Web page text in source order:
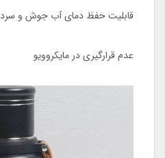
قابلیت حفظ دمای آب جوش و سرد
عدم قرارگیری در مایکروویو